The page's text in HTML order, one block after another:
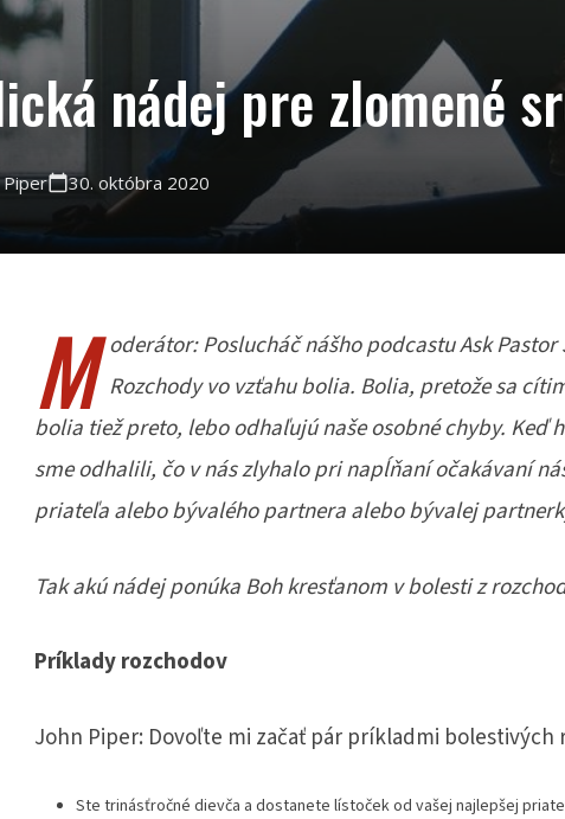
nádej pre zlomené
Pipercalendar_today30. októbra 2020
M oderátor: Poslucháč nášho podcastu Ask
Rozchody vo vzťahu bolia. Bolia, pretože sa
bolia tiež preto, lebo odhaľujú naše osobné chyby. Keď
sme odhalili, čo v nás zlyhalo pri napĺňaní očakávaní
priateľa alebo bývalého partnera alebo bývalej
Tak akú nádej ponúka Boh kresťanom v bolesti z
Príklady rozchodov
John Piper: Dovoľte mi začať pár príkladmi bolestivých
Ste trinásťročné dievča a dostanete lístoček od vašej najlepšej